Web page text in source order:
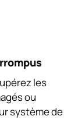
les
ou
système de